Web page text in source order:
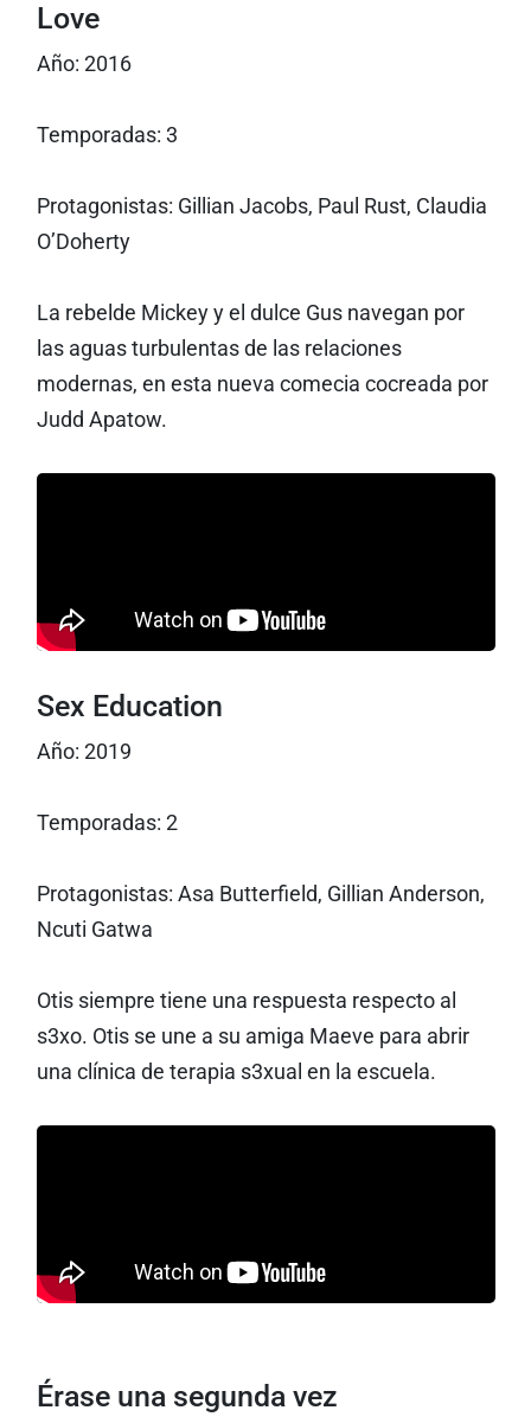
Love
Año: 2016
Temporadas: 3
Protagonistas: Gillian Jacobs, Paul Rust, Claudia
O’Doherty
La rebelde Mickey y el dulce Gus navegan por
las aguas turbulentas de las relaciones
modernas, en esta nueva comecia cocreada por
Judd Apatow.
Sex Education
Año: 2019
Temporadas: 2
Protagonistas: Asa Butterfield, Gillian Anderson,
Ncuti Gatwa
Otis siempre tiene una respuesta respecto al
s3xo. Otis se une a su amiga Maeve para abrir
una clínica de terapia s3xual en la escuela.
Érase una segunda vez